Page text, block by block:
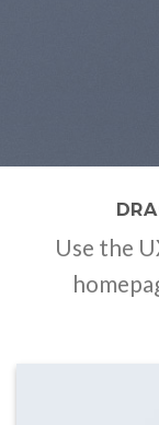
Use the